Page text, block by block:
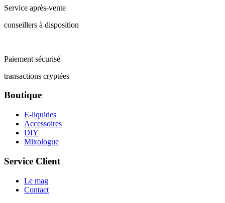
Service après-vente
conseillers à disposition
Paiement sécurisé
transactions cryptées
Boutique
E-liquides
Accessoires
DIY
Mixologue
Service Client
Le mag
Contact